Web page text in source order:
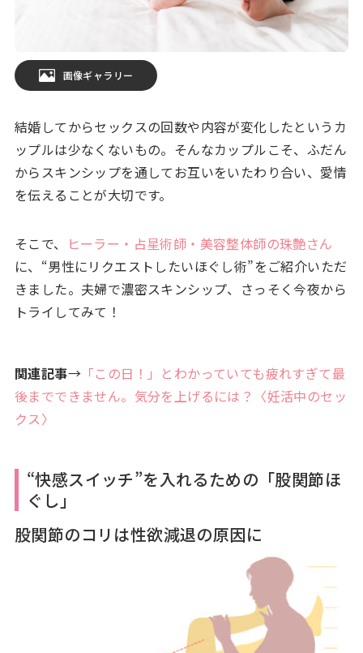
画像ギャラリー
結婚してからセックスの回数や内容が変化したというカ
ップルは少なくないもの。そんなカップルこそ、ふだん
からスキンシップを通してお互いをいたわり合い、愛情
を伝えることが大切です。
そこで、 ヒーラー・占星術師・美容整体師の珠艶さん
に、“男性にリクエストしたいほぐし術”をご紹介いただ
きました。夫婦で濃密スキンシップ、さっそく今夜から
トライしてみて！
関連記事→「この日！」とわかっていても疲れすぎて最
後までできません。気分を上げるには？〈妊活中のセッ
クス〉
“快感スイッチ”を入れるための「股関節ほ
ぐし」
股関節のコリは性欲減退の原因に